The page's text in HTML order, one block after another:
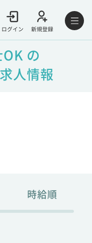
ログイン 新規登録
の
人情報
時給順